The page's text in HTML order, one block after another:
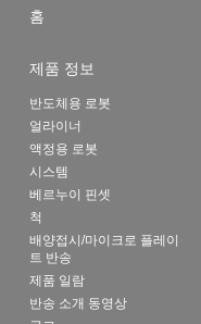
홈
제품 정보
반도체용 로봇
얼라이너
액정용 로봇
시스템
베르누이 핀셋
척
배양접시/마이크로 플레이
트 반송
제품 일람
반송 소개 동영상